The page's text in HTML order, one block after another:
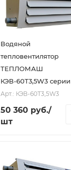
Водяной
тепловентилятор
ТЕПЛОМАШ
КЭВ-60T3,5W3
Арт.: КЭВ-60T3,5W3
50 360 руб./
шт